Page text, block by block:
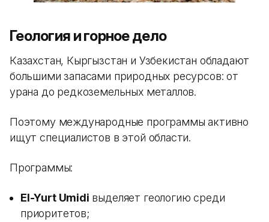
Геология и горное дело
Казахстан, Кыргызстан и Узбекистан обладают
большими запасами природных ресурсов: от
урана до редкоземельных металлов.
Поэтому международные программы активно
ищут специалистов в этой области.
Программы:
El-Yurt Umidi выделяет геологию среди
приоритетов;